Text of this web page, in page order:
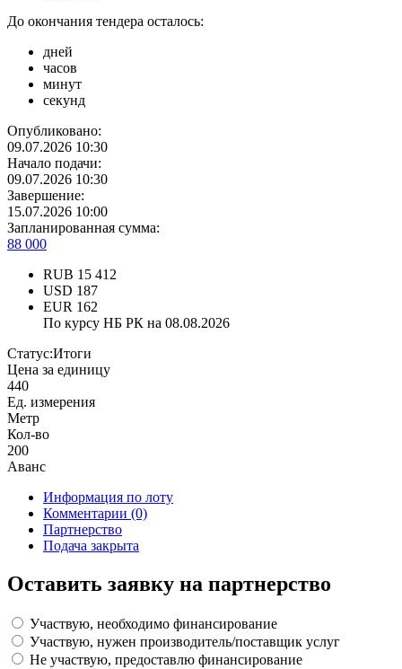
До окончания тендера осталось:
дней
часов
минут
секунд
Опубликовано:
09.07.2026 10:30
Начало подачи:
09.07.2026 10:30
Завершение:
15.07.2026 10:00
Запланированная сумма:
88 000
RUB 15 412
USD 187
EUR 162
По курсу НБ РК на 08.08.2026
Статус:Итоги
Цена за единицу
440
Ед. измерения
Метр
Кол-во
200
Аванс
Информация по лоту
Комментарии (0)
Партнерство
Подача закрыта
Оставить заявку на партнерство
Участвую, необходимо финансирование
Участвую, нужен производитель/поставщик услуг
Не участвую, предоставлю финансирование